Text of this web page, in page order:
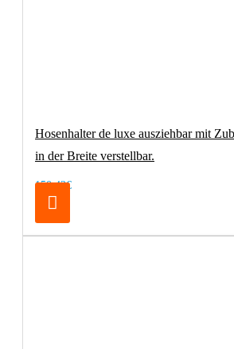
Hosenhalter de luxe ausziehbar mit
in der Breite verstellbar.
150,42€